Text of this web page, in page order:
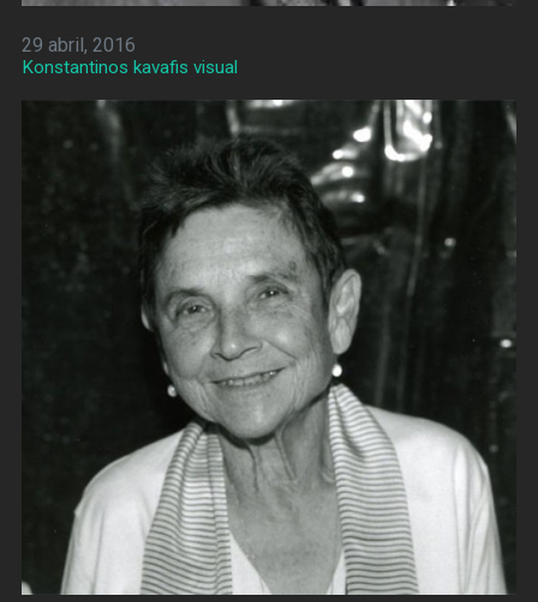
29 abril, 2016
Konstantinos kavafis visual